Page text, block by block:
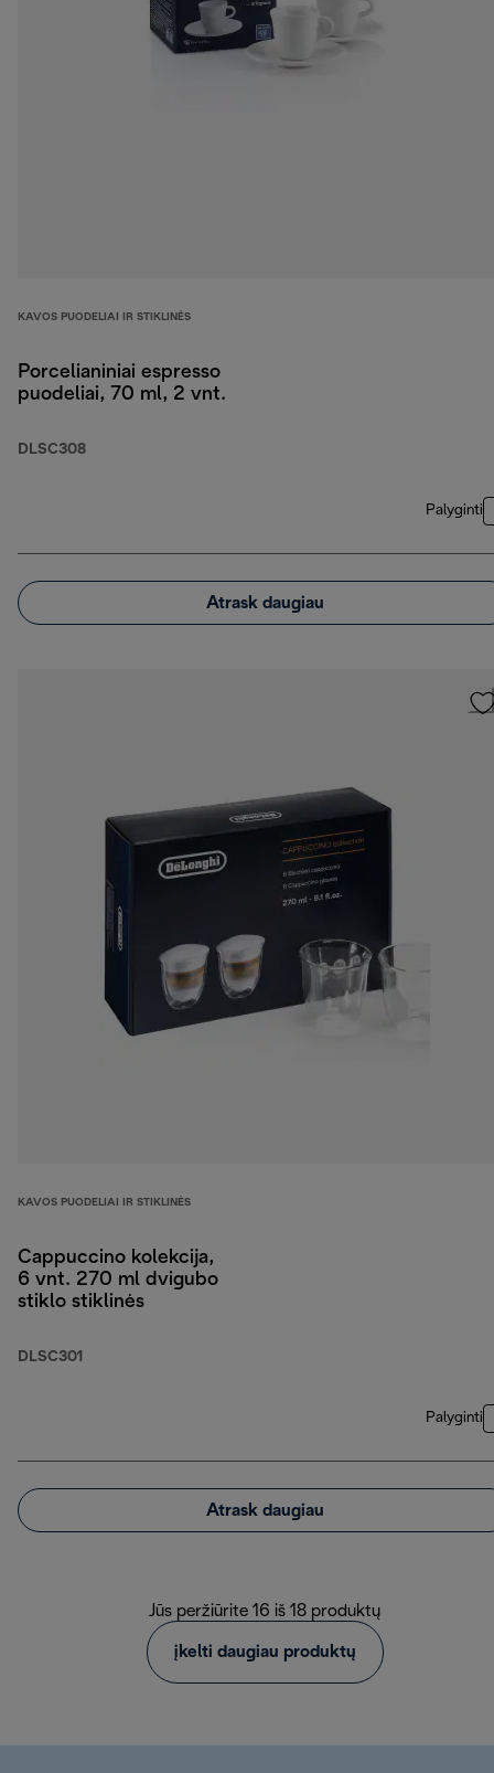
KAVOS PUODELIAI IR STIKLINĖS
Porcelianiniai espresso
puodeliai, 70 ml, 2 vnt.
DLSC308
Palyginti
Atrask daugiau
KAVOS PUODELIAI IR STIKLINĖS
Cappuccino kolekcija,
6 vnt. 270 ml dvigubo
stiklo stiklinės
DLSC301
Palyginti
Atrask daugiau
Jūs peržiūrite 16 iš 18 produktų
įkelti daugiau produktų